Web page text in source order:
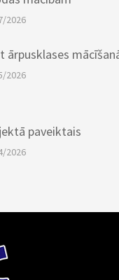
2026
ārpusklases
2026
paveiktais
2026